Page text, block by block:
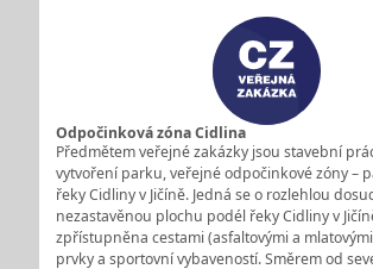
Odpočinková zóna Cidlina
Předmětem veřejné zakázky jsou stavební
vytvoření parku, veřejné odpočinkové zóny –
řeky Cidliny v Jičíně. Jedná se o rozlehlou
nezastavěnou plochu podél řeky Cidliny v
zpřístupněna cestami (asfaltovými a
prvky a sportovní vybaveností. Směrem od